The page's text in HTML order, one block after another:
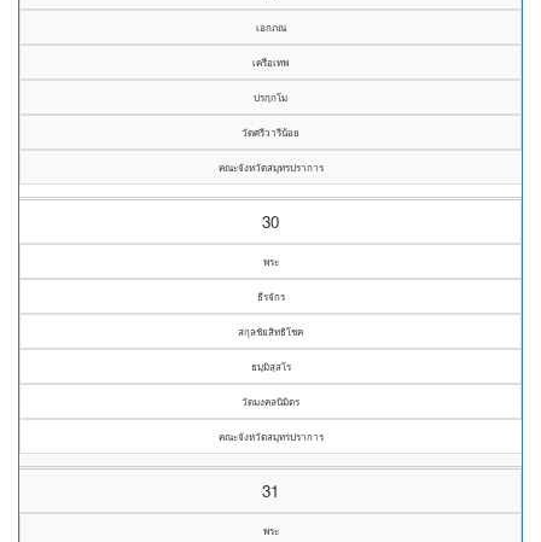
เอกภณ
เครือเทพ
ปรกฺกโม
วัดศรีวารีน้อย
คณะจังหวัดสมุทรปราการ
30
พระ
ธีรจักร
สกุลชัยสิทธิโชค
ธมฺมิสฺสโร
วัดมงคลนิมิตร
คณะจังหวัดสมุทรปราการ
31
พระ